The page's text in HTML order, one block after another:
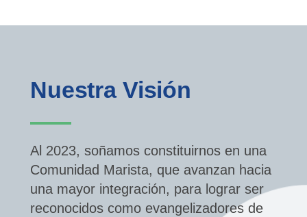
Nuestra Visión
Al 2023, soñamos constituirnos en una
Comunidad Marista, que avanzan hacia
una mayor integración, para lograr ser
reconocidos como evangelizadores de